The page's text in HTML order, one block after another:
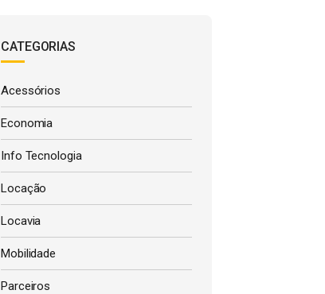
CATEGORIAS
Acessórios
Economia
Info Tecnologia
Locação
Locavia
Mobilidade
Parceiros